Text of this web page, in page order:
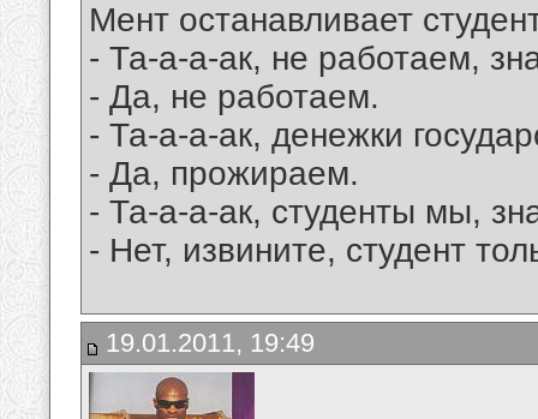
Мент останавливает
- Та-а-а-ак, не работаем,
- Да, не работаем.
- Та-а-а-ак, денежки
- Да, прожираем.
- Та-а-а-ак, студенты мы,
- Нет, извините, студент
19.01.2011, 19:49